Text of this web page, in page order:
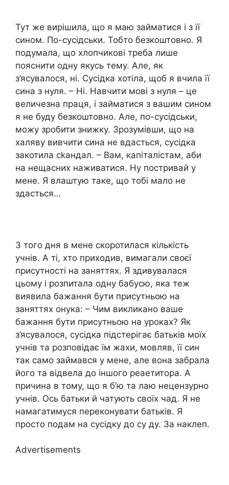
Тут же вирішила, що я маю займатися і з її
сином. По-сусідськи. Тобто безкоштовно. Я
подумала, що хлопчикові треба лише
пояснити одну якусь тему. Але, як
з’ясувалося, ні. Сусідка хотіла, щоб я вчила її
сина з нуля. – Ні. Навчити мові з нуля – це
величезна праця, і займатися з вашим сином
я не буду безкоштовно. Але, по-сусідськи,
можу зробити знижку. Зрозумівши, що на
халяву вивчити сина не вдасться, сусідка
закотила сkандал. – Вам, капіталістам, аби
на нещасних наживатися. Ну постривай у
мене. Я влаштую таке, що тобі мало не
здасться…
З того дня в мене скоротилася кількість
учнів. А ті, хто приходив, вимагали своєї
присутності на заняттях. Я здивувалася
цьому і розпитала одну бабусю, яка теж
виявила бажання бути присутньою на
заняттях онука: – Чим викликано ваше
бажання бути присутньою на уроках? Як
з’ясувалося, сусідка підстерігає батьків моїх
учнів та розповідає їм жахи, мовляв, її син
так само займався у мене, але вона забрала
його та відвела до іншого реаетитора. А
причина в тому, що я б’ю та лаю нецензурно
учнів. Ось батьки й чатують своїх чад. Я не
намагатимуся переконувати батьків. Я
просто подам на сусідку до су ду. За наклеп.
Advertisements